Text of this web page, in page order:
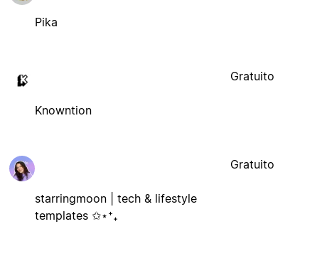
Pika
Knowntion
Gratuito
starringmoon | tech & lifestyle
templates ✩⋆⁺₊
Gratuito